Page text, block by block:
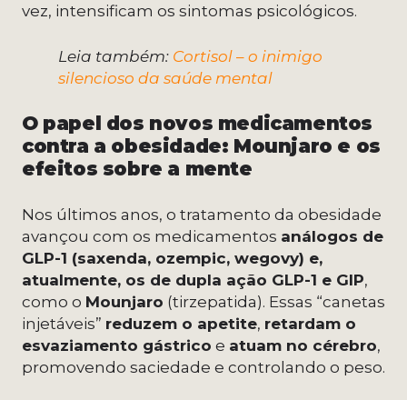
vez, intensificam os sintomas psicológicos.
Leia também: Cortisol – o inimigo
silencioso da saúde mental
O papel dos novos medicamentos
contra a obesidade: Mounjaro e os
efeitos sobre a mente
Nos últimos anos, o tratamento da obesidade
avançou com os medicamentos análogos de
GLP-1 (saxenda, ozempic, wegovy) e,
atualmente, os de dupla ação GLP-1 e GIP,
como o Mounjaro (tirzepatida). Essas “canetas
injetáveis” reduzem o apetite, retardam o
esvaziamento gástrico e atuam no cérebro,
promovendo saciedade e controlando o peso.